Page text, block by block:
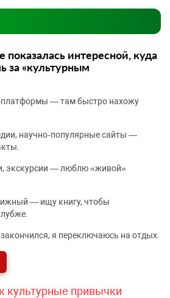
показалась интересной, куда
за «культурным
— там быстро нахожу
научно‑популярные сайты —
экскурсии — люблю «живой»
— ищу книгу, чтобы
я переключаюсь на отдых.
культурные привычки